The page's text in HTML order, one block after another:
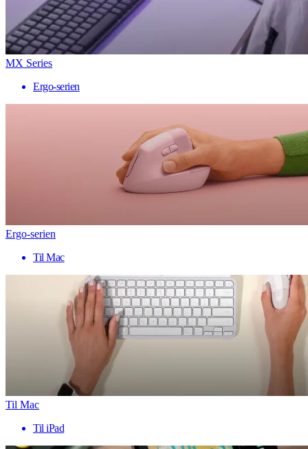
MX Series
Ergo-serien
Ergo-serien
Til Mac
Til Mac
Til iPad